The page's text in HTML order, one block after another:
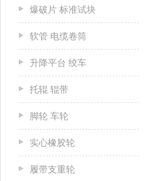
爆破片 标准试块
软管 电缆卷筒
升降平台 绞车
托辊 辊带
脚轮 车轮
实心橡胶轮
履带支重轮